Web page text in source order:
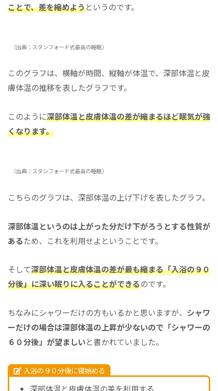
ことで、差を縮めようというのです。
（出典：スタンフォード式最高の睡眠）
このグラフは、横軸が時間、縦軸が体温で、深部体温と皮
膚体温の推移を表したグラフです。
このように深部体温と皮膚体温の差が縮まるほど眠気が強
くなります。
（出典：スタンフォード式最高の睡眠）
こちらのグラフは、深部体温の上げ下げを表したグラフ。
深部体温というのは上がった分だけ下がろうとする性質が
あるため、これを利用せよということです。
そして深部体温と皮膚体温の差が最も縮まる「入浴の９０
分後」に深い眠りに入ることができるのです。
ちなみにシャワーだけの方もいるかと思いますが、 シャワ
ーだけの場合は深部体温の上昇が少ないので「シャワーの
６０分後」が望ましいと書かれていました。
入浴の９０分後に寝始める
深部体温と皮膚体温の差を利用する